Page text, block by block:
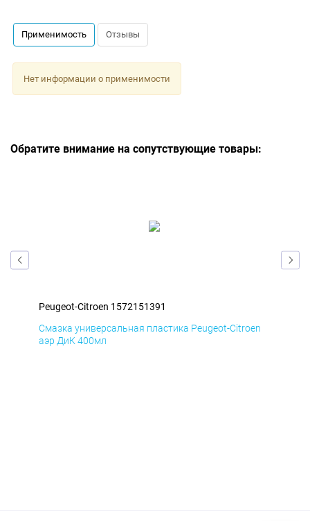
Применимость Отзывы
Нет информации о применимости
Обратите внимание на сопутствующие товары:
Peugeot-Citroen 1572151391
Смазка универсальная пластика Peugeot-Citroen
аэр ДиК 400мл